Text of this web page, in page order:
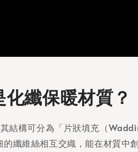
纖保暖材質？
結構可分為「片狀填充（
纖維絲相互交織，能在材質中